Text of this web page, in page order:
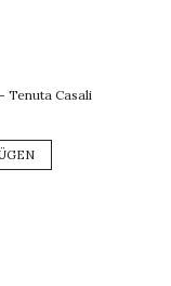
Tenuta Casali